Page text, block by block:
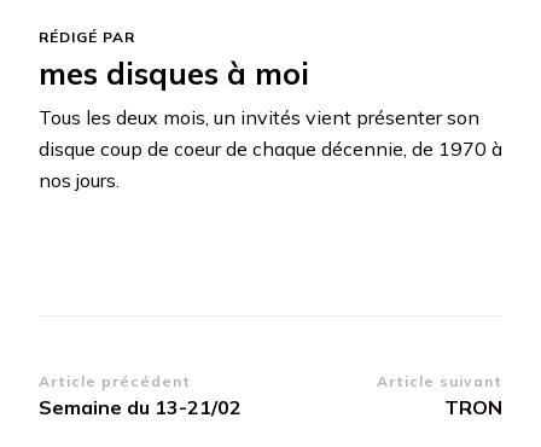
RÉDIGÉ PAR
mes disques à moi
Tous les deux mois, un invités vient présenter son
disque coup de coeur de chaque décennie, de 1970 à
nos jours.
Navigation
d’article
Article précédent
Semaine du 13-21/02
Article suivant
TRON